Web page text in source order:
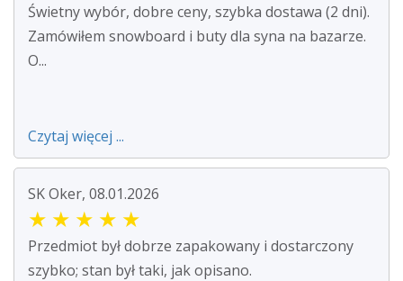
Świetny wybór, dobre ceny, szybka dostawa (2 dni).
Zamówiłem snowboard i buty dla syna na bazarze.
O...
Czytaj więcej ...
SK Oker, 08.01.2026
★ ★ ★ ★ ★
Przedmiot był dobrze zapakowany i dostarczony
szybko; stan był taki, jak opisano.